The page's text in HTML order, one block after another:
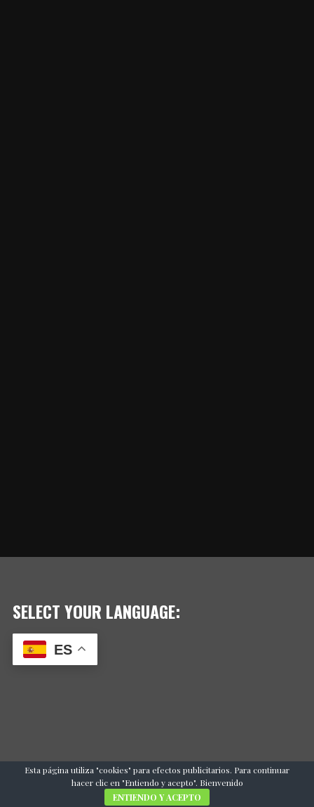
SELECT YOUR LANGUAGE:
ES
Esta página utiliza "cookies" para efectos publicitarios. Para continuar
hacer clic en "Entiendo y acepto". Bienvenido
ENTIENDO Y ACEPTO